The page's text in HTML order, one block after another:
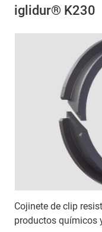
iglidur® K230
Cojinete de clip
productos químicos